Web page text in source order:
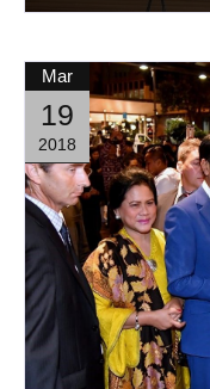
Mar
19
2018